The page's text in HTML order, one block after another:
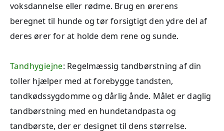
voksdannelse eller rødme. Brug en ørerens
beregnet til hunde og tør forsigtigt den ydre del af
deres ører for at holde dem rene og sunde.
Tandhygiejne: Regelmæssig tandbørstning af din
toller hjælper med at forebygge tandsten,
tandkødssygdomme og dårlig ånde. Målet er daglig
tandbørstning med en hundetandpasta og
tandbørste, der er designet til dens størrelse.